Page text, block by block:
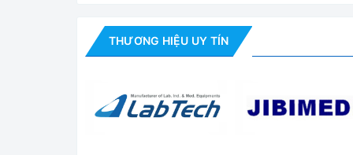
Dải nhiệt độ làm việc
Bộ điều khiển Bộ điều khiển
THƯƠNG HIỆU UY TÍN